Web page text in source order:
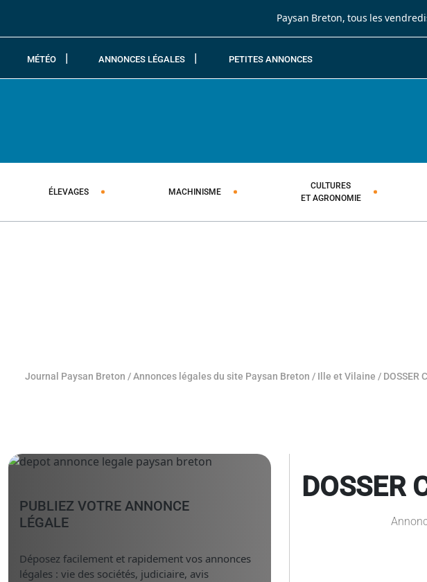
Paysan Breton, tous les
MÉTÉO ANNONCES LÉGALES PETITES ANNONCES
ÉLEVAGES MACHINISME
CULTURES
ET AGRONOMIE
Journal Paysan Breton /Annonces légales du site Paysan Breton / Ille et Vilaine / DOSSER
DOSSER
PUBLIEZ VOTRE ANNONCE
LÉGALE
Déposez facilement et rapidement vos annonces
légales : vie des sociétés, judiciaire, avis